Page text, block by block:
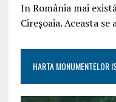
In România mai
Cireșoaia. Aceasta
HARTA MONUMENTELOR